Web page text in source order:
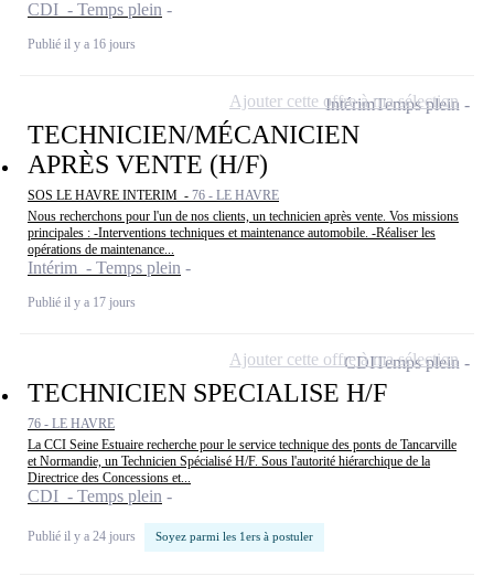
CDI - Temps plein
Publié il y a 16 jours
TECHNICIEN/MÉCANICIEN
APRÈS VENTE (H/F)
SOS LE HAVRE INTERIM - 76 - LE HAVRE
Nous recherchons pour l'un de nos clients, un technicien après vente. Vos missions
principales : -Interventions techniques et maintenance automobile. -Réaliser les
opérations de maintenance...
Intérim - Temps plein
Publié il y a 17 jours
IntérimTemps plein
Ajouter cette offre à ma sélection
TECHNICIEN SPECIALISE H/F
76 - LE HAVRE
La CCI Seine Estuaire recherche pour le service technique des ponts de Tancarville
et Normandie, un Technicien Spécialisé H/F. Sous l'autorité hiérarchique de la
Directrice des Concessions et...
CDI - Temps plein
Publié il y a 24 jours Soyez parmi les 1ers à postuler
CDITemps plein
Ajouter cette offre à ma sélection